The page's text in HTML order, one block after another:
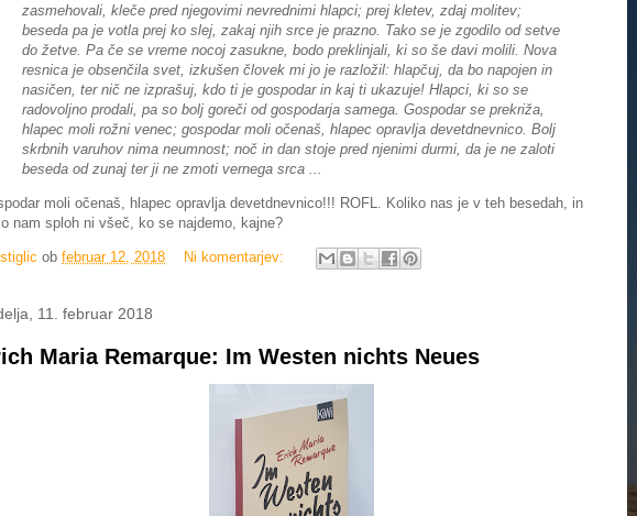
zasmehovali, kleče pred njegovimi nevrednimi hlapci; prej kletev, zdaj molitev;
beseda pa je votla prej ko slej, zakaj njih srce je prazno. Tako se je zgodilo od setve
do žetve. Pa če se vreme nocoj zasukne, bodo preklinjali, ki so še davi molili. Nova
resnica je obsenčila svet, izkušen človek mi jo je razložil: hlapčuj, da bo napojen in
nasičen, ter nič ne izprašuj, kdo ti je gospodar in kaj ti ukazuje! Hlapci, ki so se
radovoljno prodali, pa so bolj goreči od gospodarja samega. Gospodar se prekriža,
hlapec moli rožni venec; gospodar moli očenaš, hlapec opravlja devetdnevnico. Bolj
skrbnih varuhov nima neumnost; noč in dan stoje pred njenimi durmi, da je ne zaloti
beseda od zunaj ter ji ne zmoti vernega srca ...
moli očenaš, hlapec opravlja devetdnevnico!!! ROFL. Koliko nas je v teh besedah, in
nam sploh ni všeč, ko se najdemo, kajne?
stiglic ob februar 12, 2018 Ni komentarjev:
11. februar 2018
Maria Remarque: Im Westen nichts Neues